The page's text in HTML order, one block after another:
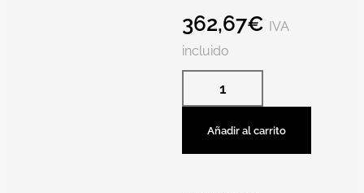
362,67€ IVA
incluido
Añadir al carrito